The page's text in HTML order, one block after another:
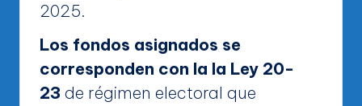
2025.
Los fondos asignados se
corresponden con la la Ley 20-
23 de régimen electoral que